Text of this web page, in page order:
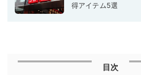
得アイテム5選
目次